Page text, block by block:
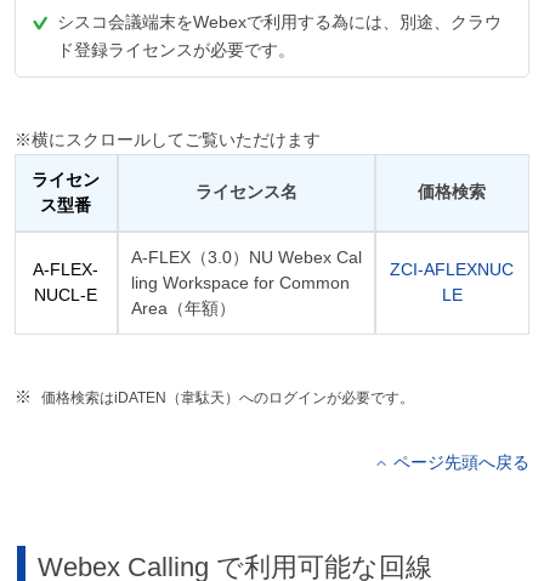
シスコ会議端末をWebexで利用する為には、別途、クラウ
ド登録ライセンスが必要です。
※横にスクロールしてご覧いただけます
ライセン
ス型番
ライセンス名 価格検索
A-FLEX-
NUCL-E
A-FLEX（3.0）NU Webex Cal
ling Workspace for Common
Area（年額）
ZCI-AFLEXNUC
LE
価格検索はiDATEN（韋駄天）へのログインが必要です。
ページ先頭へ戻る
Webex Calling で利用可能な回線